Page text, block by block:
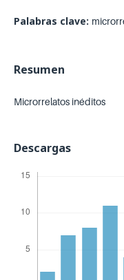
Palabras clave:
Resumen
Microrrelatos inéditos
Descargas